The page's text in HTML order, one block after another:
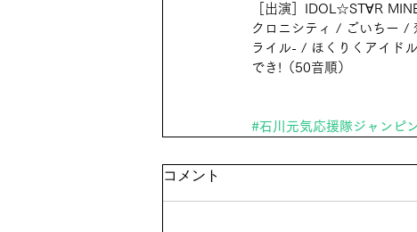
［出演］IDOL☆ST∀R
クロニシティ / ごいちー
ライル- / ほくりくアイド
でき!（50音順）
#石川元気応援隊ジャンピン
コメント